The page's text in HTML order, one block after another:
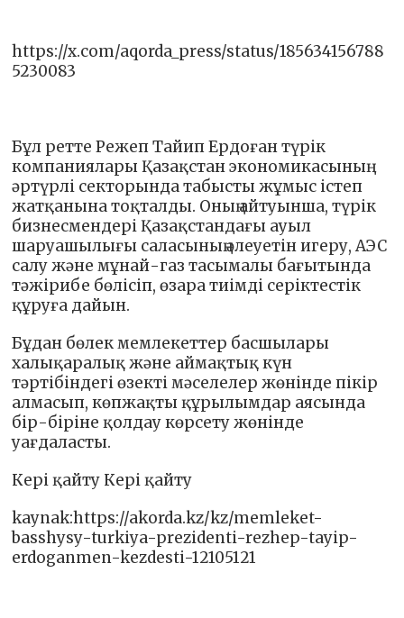
https://x.com/aqorda_press/status/185634156788
5230083
Бұл ретте Режеп Тайип Ердоған түрік
компаниялары Қазақстан экономикасының
әртүрлі секторында табысты жұмыс істеп
жатқанына тоқталды. Оның айтуынша, түрік
бизнесмендері Қазақстандағы ауыл
шаруашылығы саласының әлеуетін игеру, АЭС
салу және мұнай-газ тасымалы бағытында
тәжірибе бөлісіп, өзара тиімді серіктестік
құруға дайын.
Бұдан бөлек мемлекеттер басшылары
халықаралық және аймақтық күн
тәртібіндегі өзекті мәселелер жөнінде пікір
алмасып, көпжақты құрылымдар аясында
бір-біріне қолдау көрсету жөнінде
уағдаласты.
Кері қайту Кері қайту
kaynak:https://akorda.kz/kz/memleket-
basshysy-turkiya-prezidenti-rezhep-tayip-
erdoganmen-kezdesti-12105121